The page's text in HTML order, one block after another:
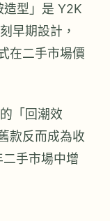
型」是 Y2K
早期設計，
在二手市場價
「回潮效
款反而成為收
手市場中增